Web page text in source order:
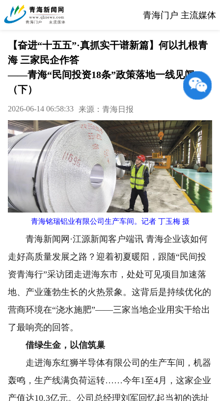
青海门户 主流媒体
【奋进“十五五”·真抓实干谱新篇】何以扎根青
海 三家民企作答
——青海“民间投资18条”政策落地一线见闻
（下）
2026-06-14 06:58:33 来源：青海日报
青海铭瑞铝业有限公司生产车间。记者 丁玉梅 摄
青海新闻网·江源新闻客户端讯 青海企业该如何
走好高质量发展之路？迎着初夏暖阳，跟随“民间投
资青海行”采访团走进海东市，处处可见项目加速落
地、产业蓬勃生长的火热景象。这背后是持续优化的
营商环境在“浇水施肥”——三家当地企业用实干给出
了最响亮的回答。
借绿生金，以信筑巢
走进海东红狮半导体有限公司的生产车间，机器
轰鸣，生产线满负荷运转……今年1至4月，这家企业
产值达10.3亿元。公司总经理刘军回忆起当初的选址